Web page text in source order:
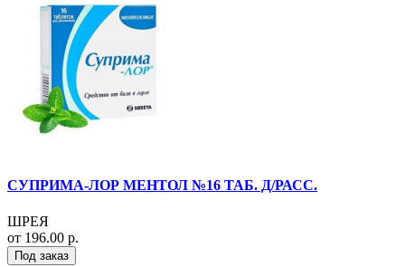
СУПРИМА-ЛОР МЕНТОЛ №16 ТАБ. Д/РАСС.
ШРЕЯ
от 196.00 р.
Под заказ